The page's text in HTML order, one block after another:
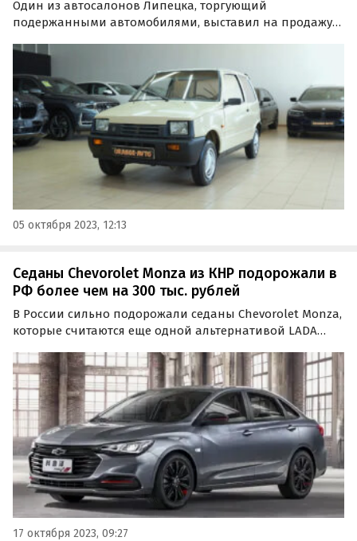
Один из автосалонов Липецка, торгующий
подержанными автомобилями, выставил на продажу
называет настоящей «капсулой времени», оценен в 300
тысяч рублей, пишут «Автоновости дня».
05 октября 2023, 12:13
Седаны Chevorolet Monza из КНР подорожали в
РФ более чем на 300 тыс. рублей
В России сильно подорожали седаны Chevorolet Monza,
которые считаются еще одной альтернативой LADA
еще весной они стоили минимум за 1,7 млн рублей, то
теперь диапазон цен на них вырос до 2 090 000 —…
17 октября 2023, 09:27